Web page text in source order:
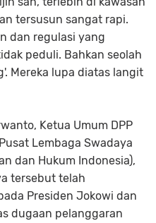
tersusun sangat rapi.
dan regulasi yang
peduli. Bahkan seolah
Mereka lupa diatas langit
Ketua Umum DPP
Lembaga Swadaya
dan Hukum Indonesia),
tersebut telah
Presiden Jokowi dan
dugaan pelanggaran